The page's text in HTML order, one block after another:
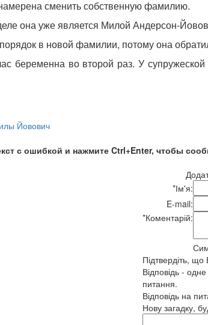
сменить собственную фамилию.
она уже является Милой Андерсон-
в новой фамилии, потому она
беременна во второй раз. У
Йовович
с ошибкой и нажмите Ctrl+Enter, чтобы
*Ім'я:
E-mail:
*Коментарій:
Підтвердіть,
Відповідь -
питання.
Відповідь на
Нову загадку,